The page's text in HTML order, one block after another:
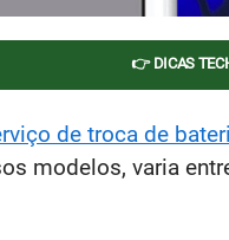
👉 DICAS
de troca de
modelos, varia